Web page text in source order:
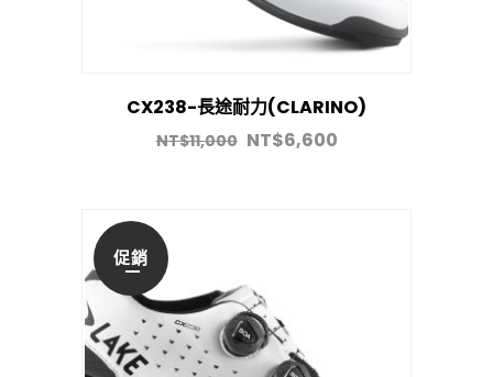
CX238-長途耐力(CLARINO)
NT$11,000 NT$6,600
促銷